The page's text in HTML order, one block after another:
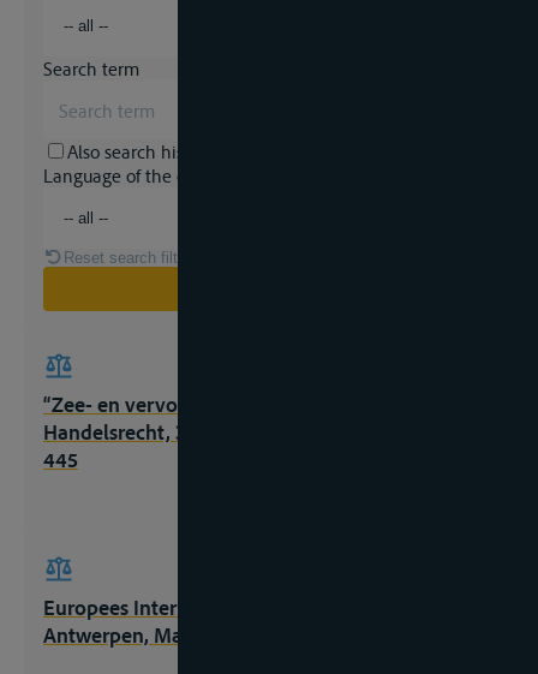
Search term
Also search historical archive?
Language of the document
Reset search filter
“Zee- en vervoerrecht” in X, Hoofdstukken
Handelsrecht, 3° druk, Deventer, Kluwer, 1996,
445
Europees Internationaal Rivierenrecht,
Antwerpen, Maklu, 2015